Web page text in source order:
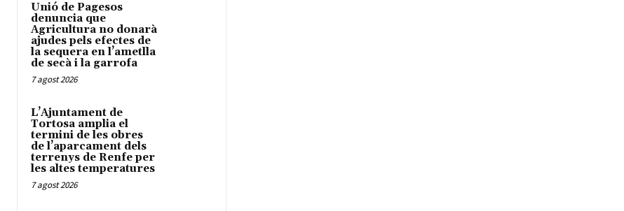
Unió de Pagesos
denuncia que
Agricultura no donarà
ajudes pels efectes de
la sequera en l’ametlla
de secà i la garrofa
7 agost 2026
L’Ajuntament de
Tortosa amplia el
termini de les obres
de l’aparcament dels
terrenys de Renfe per
les altes temperatures
7 agost 2026